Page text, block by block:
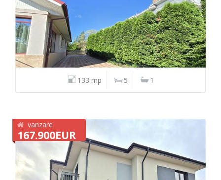
133 mp 5 1
vanzare
167.900EUR